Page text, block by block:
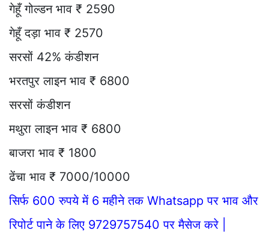
गेहूँ गोल्डन भाव ₹ 2590
गेहूँ दड़ा भाव ₹ 2570
सरसों 42% कंडीशन
भरतपुर लाइन भाव ₹ 6800
सरसों कंडीशन
मथुरा लाइन भाव ₹ 6800
बाजरा भाव ₹ 1800
ढेंचा भाव ₹ 7000/10000
सिर्फ 600 रुपये में 6 महीने तक Whatsapp पर भाव और
रिपोर्ट पाने के लिए 9729757540 पर मैसेज करे |